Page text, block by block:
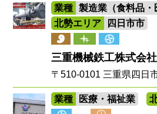
業種
製造業（食料品・
北勢エリア
四日市市
三重機械鉄工株式会社
〒510-0101 三重県四日
業種 医療・福祉業